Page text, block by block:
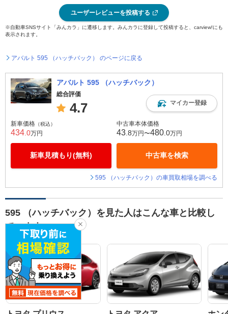
ユーザーレビューを投稿する
※自動車SNSサイト「みんカラ」に遷移します。みんカラに登録して投稿すると、carview!にも
表示されます。
アバルト 595 （ハッチバック） のページに戻る
アバルト 595 （ハッチバック）
総合評価
4.7 マイカー登録
新車価格 （税込）
434 .0万円
新車見積もり(無料)
中古車本体価格
43 .8万円〜480 .0万円
中古車を検索
595 （ハッチバック）の車買取相場を調べる
595 （ハッチバック）を見た人はこんな車と比較し
ています